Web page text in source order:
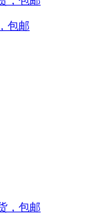
包邮